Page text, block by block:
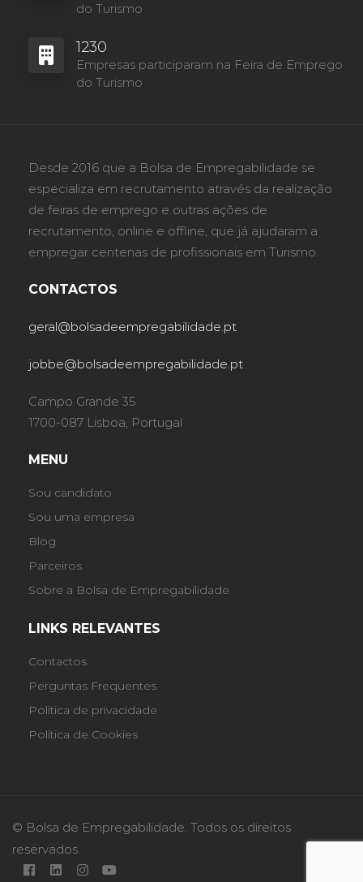
do Turismo
1230
Empresas participaram na Feira de Emprego
do Turismo
Desde 2016 que a Bolsa de Empregabilidade se
especializa em recrutamento através da realização
de feiras de emprego e outras ações de
recrutamento, online e offline, que já ajudaram a
empregar centenas de profissionais em Turismo.
CONTACTOS
geral@bolsadeempregabilidade.pt
jobbe@bolsadeempregabilidade.pt
Campo Grande 35
1700-087 Lisboa, Portugal
MENU
Sou candidato
Sou uma empresa
Blog
Parceiros
Sobre a Bolsa de Empregabilidade
LINKS RELEVANTES
Contactos
Perguntas Frequentes
Política de privacidade
Política de Cookies
© Bolsa de Empregabilidade. Todos os direitos
reservados.